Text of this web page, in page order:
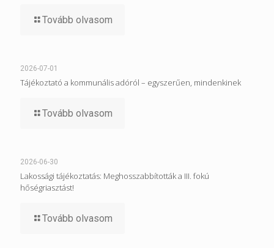
Tovább olvasom
2026-07-01
Tájékoztató a kommunális adóról – egyszerűen, mindenkinek
Tovább olvasom
2026-06-30
Lakossági tájékoztatás: Meghosszabbították a III. fokú
hőségriasztást!
Tovább olvasom